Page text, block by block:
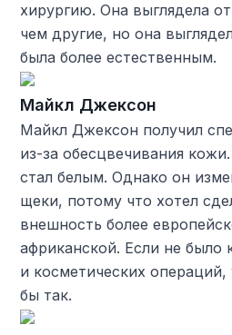
хирургию. Она выглядела
чем другие, но она
была более естественным.
Майкл Джексон
Майкл Джексон получил
из-за обесцвечивания
стал белым. Однако он
щеки, потому что хотел
внешность более
африканской. Если не было
и косметических
бы так.